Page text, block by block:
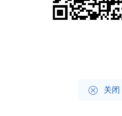
 关闭